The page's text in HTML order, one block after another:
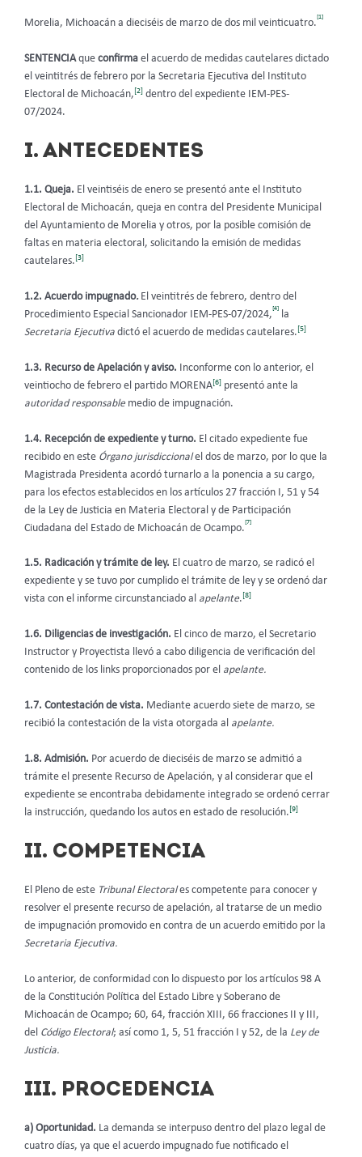
Morelia, Michoacán a dieciséis de marzo de dos mil veinticuatro.
[1]
SENTENCIAque confirma el acuerdo de medidas cautelares dictado
el veintitrés de febrero por la Secretaria Ejecutiva del Instituto
Electoral de Michoacán,[2] dentro del expediente IEM-PES-
07/2024.
I. ANTECEDENTES
1.1. Queja. El veintiséis de enero se presentó ante el Instituto
Electoral de Michoacán, queja en contra del Presidente Municipal
del Ayuntamiento de Morelia y otros, por la posible comisión de
faltas en materia electoral, solicitando la emisión de medidas
cautelares.[3]
1.2. Acuerdo impugnado.El veintitrés de febrero, dentro del
Procedimiento Especial Sancionador IEM-PES-07/2024,
[4]
la
Secretaria Ejecutiva dictó el acuerdo de medidas cautelares.[5]
1.3. Recurso de Apelación y aviso.
Inconforme con lo anterior, el
veintiocho de febrero el partido MORENA[6] presentó ante la
autoridad responsablemedio de impugnación.
1.4. Recepción de expediente y turno. El citado expediente fue
recibido en este Órgano jurisdiccionalel dos de marzo, por lo que la
Magistrada Presidenta acordó turnarlo a la ponencia a su cargo,
para los efectos establecidos en los artículos 27 fracción I, 51 y 54
de la Ley de Justicia en Materia Electoral y de Participación
Ciudadana del Estado de Michoacán de Ocampo.
[7]
1.5. Radicación y trámite de ley. El cuatro de marzo, se radicó el
expediente y se tuvo por cumplido el trámite de ley y se ordenó dar
vista con el informe circunstanciado al apelante.[8]
1.6. Diligencias de investigación. El cinco de marzo, el Secretario
Instructor y Proyectista llevó a cabo diligencia de verificación del
contenido de los links proporcionados por el apelante.
1.7. Contestación de vista. Mediante acuerdo siete de marzo, se
recibió la contestación de la vista otorgada al apelante.
1.8. Admisión. Por acuerdo de dieciséis de marzo se admitió a
trámite el presente Recurso de Apelación, y al considerar que el
expediente se encontraba debidamente integrado se ordenó cerrar
la instrucción, quedando los autos en estado de resolución.[9]
II. COMPETENCIA
El Pleno de este Tribunal Electorales competente para conocer y
resolver el presente recurso de apelación, al tratarse de un medio
de impugnación promovido en contra de un acuerdo emitido por la
Secretaria Ejecutiva.
Lo anterior, de conformidad con lo dispuesto por los artículos 98 A
de la Constitución Política del Estado Libre y Soberano de
Michoacán de Ocampo; 60, 64, fracción XIII, 66 fracciones II y III,
del Código Electoral; así como 1, 5, 51 fracción I y 52, de la Ley de
Justicia.
III. PROCEDENCIA
a) Oportunidad. La demanda se interpuso dentro del plazo legal de
cuatro días, ya que el acuerdo impugnado fue notificado el